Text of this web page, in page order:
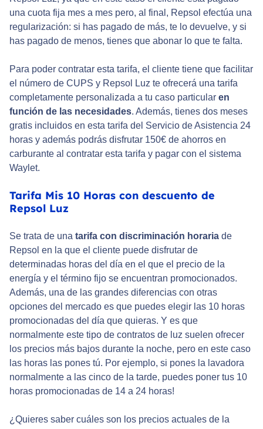
una cuota fija mes a mes pero, al final, Repsol efectúa una
regularización: si has pagado de más, te lo devuelve, y si
has pagado de menos, tienes que abonar lo que te falta.
Para poder contratar esta tarifa, el cliente tiene que facilitar
el número de CUPS y Repsol Luz te ofrecerá una tarifa
completamente personalizada a tu caso particular en
función de las necesidades. Además, tienes dos meses
gratis incluidos en esta tarifa del Servicio de Asistencia 24
horas y además podrás disfrutar 150€ de ahorros en
carburante al contratar esta tarifa y pagar con el sistema
Waylet.
Tarifa Mis 10 Horas con descuento de
Repsol Luz
Se trata de una tarifa con discriminación horaria de
Repsol en la que el cliente puede disfrutar de
determinadas horas del día en el que el precio de la
energía y el término fijo se encuentran promocionados.
Además, una de las grandes diferencias con otras
opciones del mercado es que puedes elegir las 10 horas
promocionadas del día que quieras. Y es que
normalmente este tipo de contratos de luz suelen ofrecer
los precios más bajos durante la noche, pero en este caso
las horas las pones tú. Por ejemplo, si pones la lavadora
normalmente a las cinco de la tarde, puedes poner tus 10
horas promocionadas de 14 a 24 horas!
¿Quieres saber cuáles son los precios actuales de la